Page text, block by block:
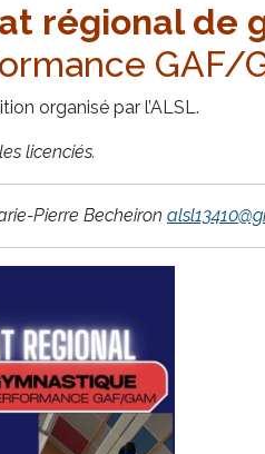
régional de
GAF/
organisé par l’ALSL.
licenciés.
Pierre Becheiron